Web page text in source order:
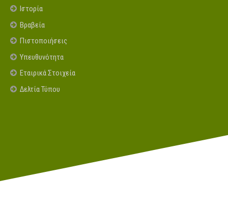
Ιστορία
Βραβεία
Πιστοποιήσεις
Υπευθυνότητα
Εταιρικά Στοιχεία
Δελτία Τύπου